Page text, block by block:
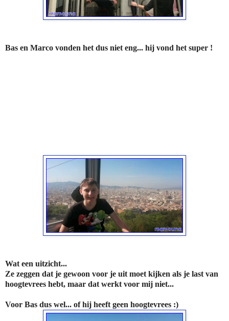
Bas en Marco vonden het dus niet eng... hij vond het super !
Wat een uitzicht...
Ze zeggen dat je gewoon voor je uit moet kijken als je last van
hoogtevrees hebt, maar dat werkt voor mij niet...
Voor Bas dus wel... of hij heeft geen hoogtevrees :)